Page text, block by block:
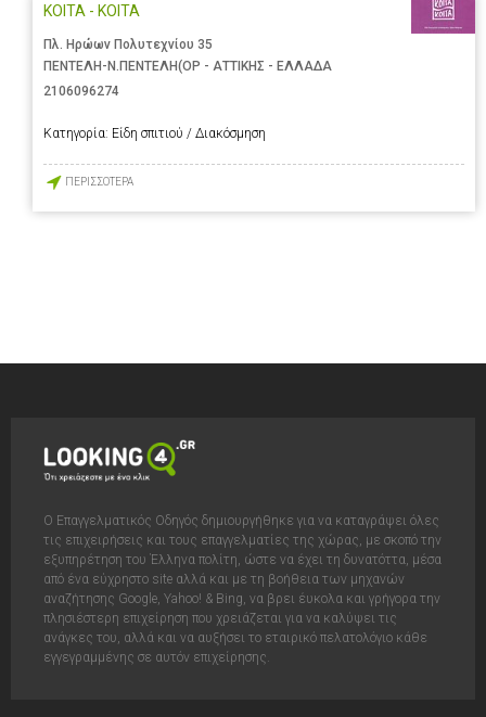
ΚΟΙΤΑ - ΚΟΙΤΑ
Πλ. Ηρώων Πολυτεχνίου 35
ΠΕΝΤΕΛΗ-Ν.ΠΕΝΤΕΛΗ(ΟΡ - ΑΤΤΙΚΗΣ - ΕΛΛΑΔΑ
2106096274
Κατηγορία: Είδη σπιτιού / Διακόσμηση
ΠΕΡΙΣΣΟΤΕΡΑ
Ο Επαγγελματικός Οδηγός δημιουργήθηκε για να καταγράψει όλες
τις επιχειρήσεις και τους επαγγελματίες της χώρας, με σκοπό την
εξυπηρέτηση του Έλληνα πολίτη, ώστε να έχει τη δυνατόττα, μέσα
από ένα εύχρηστο site αλλά και με τη βοήθεια των μηχανών
αναζήτησης Google, Yahoo! & Bing, να βρει έυκολα και γρήγορα την
πλησιέστερη επιχείρηση που χρειάζεται για να καλύψει τις
ανάγκες του, αλλά και να αυξήσει το εταιρικό πελατολόγιο κάθε
εγγεγραμμένης σε αυτόν επιχείρησης.